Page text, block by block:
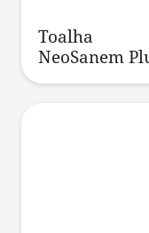
Toalha
NeoSanem